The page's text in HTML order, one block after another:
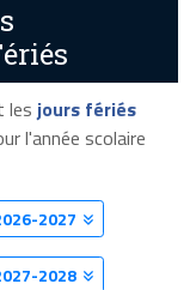
jours fériés
l'année scolaire
2027
2028